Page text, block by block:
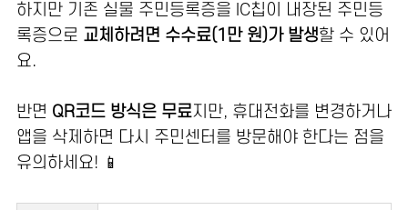
하지만 기존 실물 주민등록증을 IC칩이 내장된 주민등
록증으로 교체하려면 수수료(1만 원)가 발생할 수 있어
요.
반면 QR코드 방식은 무료지만, 휴대전화를 변경하거나
앱을 삭제하면 다시 주민센터를 방문해야 한다는 점을
유의하세요! 📱